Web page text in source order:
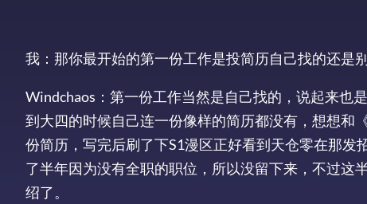
我：那你最开始的第一份工作是投简历自己找的还是
Windchaos：第一份工作当然是自己找的，说起来也
到大四的时候自己连一份像样的简历都没有，想想和
份简历，写完后刷了下S1漫区正好看到天仓零在那
了半年因为没有全职的职位，所以没留下来，不过这
绍了。